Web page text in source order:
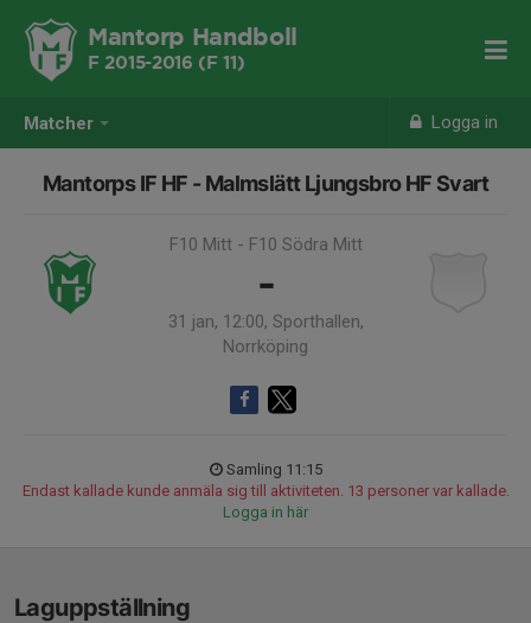
Matcher Logga in
Mantorp Handboll
F 2015-2016 (F 11)
Mantorps IF HF - Malmslätt Ljungsbro HF Svart
F10 Mitt - F10 Södra Mitt
-
31 jan, 12:00, Sporthallen,
Norrköping
Samling 11:15
Endast kallade kunde anmäla sig till aktiviteten. 13 personer var kallade.
Logga in här
Laguppställning